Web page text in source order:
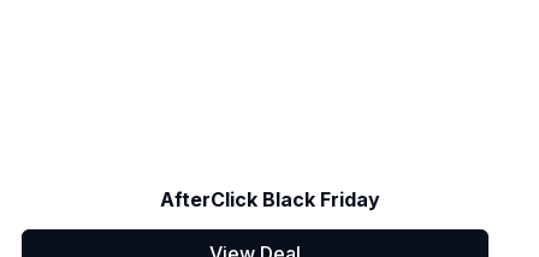
AfterClick Black Friday